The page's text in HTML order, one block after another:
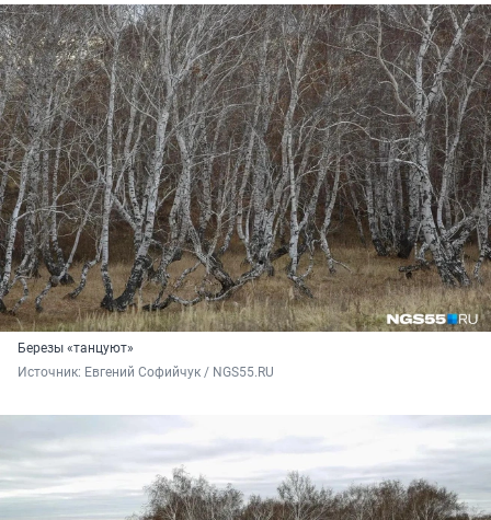
Березы «танцуют»
Источник: Евгений Софийчук / NGS55.RU